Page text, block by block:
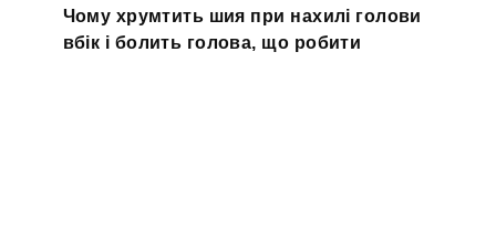
Чому хрумтить шия при нахилі голови
вбік і болить голова, що робити